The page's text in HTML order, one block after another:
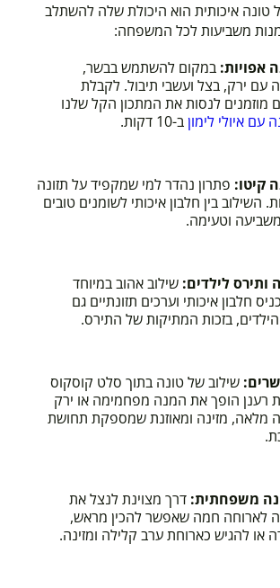
טונה איכותית הוא היכולת שלה להשתלב
משביעות לכל המשפחה:
אפויות: במקום להשתמש בבשר,
עם ירק, בצל ועשבי תיבול. לקבלת
לנסות את המתכון הקל שלנו
עם איולי לימון ב-10 דקות .
קיטו: פתרון נהדר למי שמקפיד על תזונה
השילוב בין חלבון איכותי לשומנים טובים
וטעימה.
ותירס לילדים: שילוב אהוב במיוחד
חלבון איכותי וערכים תזונתיים גם
בזכות המתיקות של התירס.
שילוב של טונה בתוך סלט קוסקוס
רענן הופך את המנה מפחמימה או ירק
מלאה, מזינה ומאוזנת שמספקת תחושת
משפחתית: דרך מצוינת לנצל את
לארוחה חמה שאפשר להכין מראש,
או להגיש כארוחת ערב קלילה ומזינה.